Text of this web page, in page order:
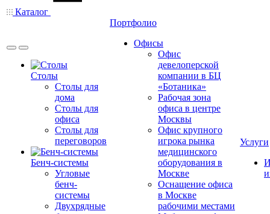
Каталог
Столы
Столы для
дома
Столы для
офиса
Столы для
переговоров
Бенч-системы
Угловые
бенч-
системы
Двухрядные
Портфолио
Офисы
Офис
девелоперской
компании в БЦ
«Ботаника»
Рабочая зона
офиса в центре
Москвы
Офис крупного
игрока рынка
медицинского
оборудования в
Москве
Оснащение офиса
в Москве
рабочими местами
Услуги